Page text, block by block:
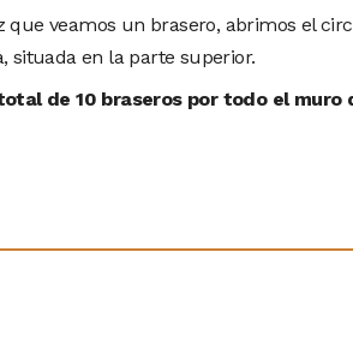
que veamos un brasero, abrimos el
situada en la parte superior.
de 10 braseros por todo el muro